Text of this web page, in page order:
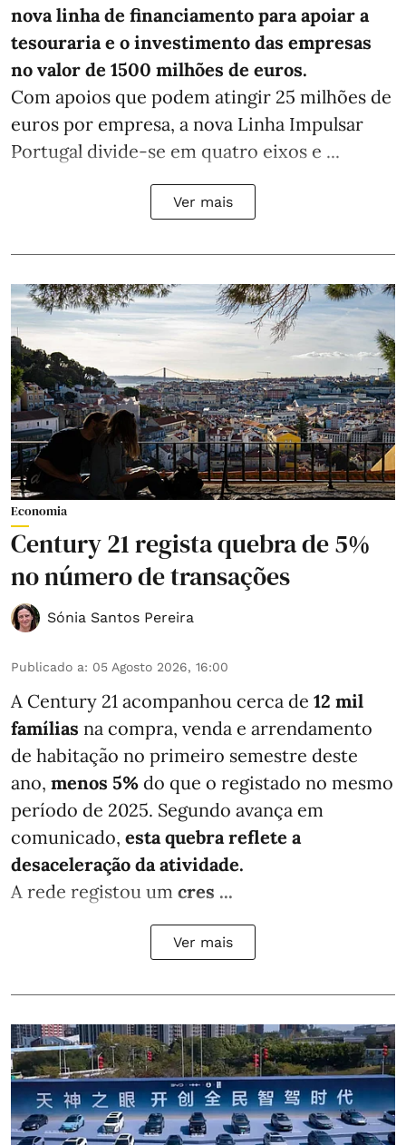
nova linha de financiamento para apoiar a
tesouraria e o investimento das empresas
no valor de 1500 milhões de euros.
Com apoios que podem atingir 25 milhões de
euros por empresa, a nova Linha Impulsar
Portugal divide-se em quatro eixos e ...
Ver mais
Economia
Century 21 regista quebra de 5%
no número de transações
Sónia Santos Pereira
Publicado a: 05 Agosto 2026, 16:00
A Century 21 acompanhou cerca de 12 mil
famílias na compra, venda e arrendamento
de habitação no primeiro semestre deste
ano, menos 5% do que o registado no mesmo
período de 2025. Segundo avança em
comunicado, esta quebra reflete a
desaceleração da atividade.
A rede registou um cres ...
Ver mais